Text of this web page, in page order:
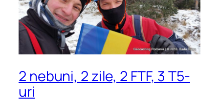
2 nebuni, 2 zile, 2 FTF, 3 T5-
uri